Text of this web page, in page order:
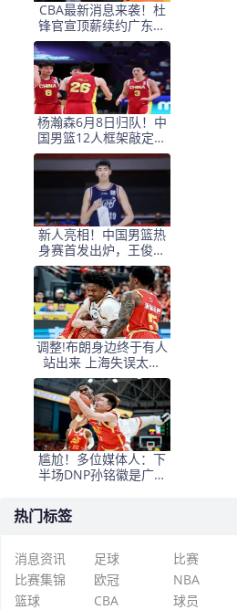
CBA最新消息来袭！杜
锋官宣顶薪续约广东男
篮，杨鸣婉拒执教北控
杨瀚森6月8日归队！中
国男篮12人框架敲定，
锋线王牌竟是他？
新人亮相！中国男篮热
身赛首发出炉，王俊杰
领衔+徐昕坐镇禁区
调整!布朗身边终于有人
站出来 上海失误太多
+犯规困扰
尴尬！多位媒体人：下
半场DNP孙铭徽是广厦
热门标签
消息资讯 足球 比赛
比赛集锦
欧冠 NBA
篮球
CBA 球员